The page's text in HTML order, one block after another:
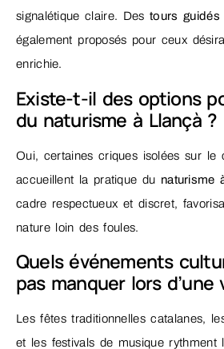
signalétique claire. Destours guidés
également proposés pour ceux
enrichie.
Existe-t-il des options
du naturisme à Llançà ?
Oui, certaines criques isolées sur le
accueillent la pratique du naturisme
cadre respectueux et discret,
nature loin des foules.
Quels événements
pas manquer lors d’une
Les fêtes traditionnelles catalanes,
et les festivals de musique rythment